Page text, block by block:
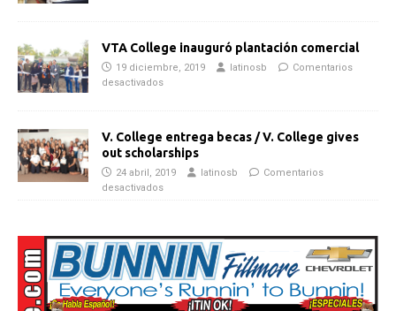
VTA College inauguró plantación comercial
19 diciembre, 2019 latinosb
Comentarios
desactivados
V. College entrega becas / V. College gives
out scholarships
24 abril, 2019 latinosb
Comentarios
desactivados